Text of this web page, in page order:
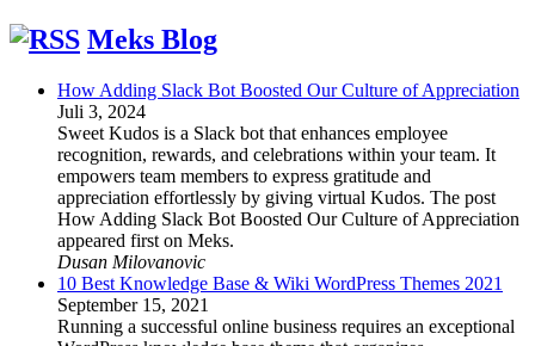
Meks Blog
How Adding Slack Bot Boosted Our Culture of Appreciation
Juli 3, 2024
Sweet Kudos is a Slack bot that enhances employee
recognition, rewards, and celebrations within your team. It
empowers team members to express gratitude and
appreciation effortlessly by giving virtual Kudos. The post
How Adding Slack Bot Boosted Our Culture of Appreciation
appeared first on Meks.
Dusan Milovanovic
10 Best Knowledge Base & Wiki WordPress Themes 2021
September 15, 2021
Running a successful online business requires an exceptional